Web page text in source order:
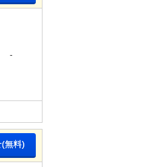
-
無料)